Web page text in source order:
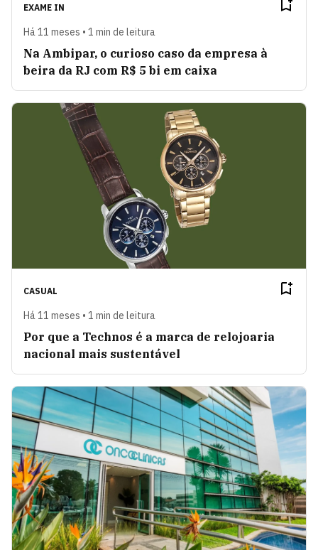
EXAME IN
Há 11 meses • 1 min de leitura
Na Ambipar, o curioso caso da empresa à
beira da RJ com R$ 5 bi em caixa
CASUAL
Há 11 meses • 1 min de leitura
Por que a Technos é a marca de relojoaria
nacional mais sustentável